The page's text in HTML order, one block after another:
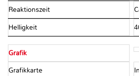
Reaktionszeit
Helligkeit
Grafik
Grafikkarte